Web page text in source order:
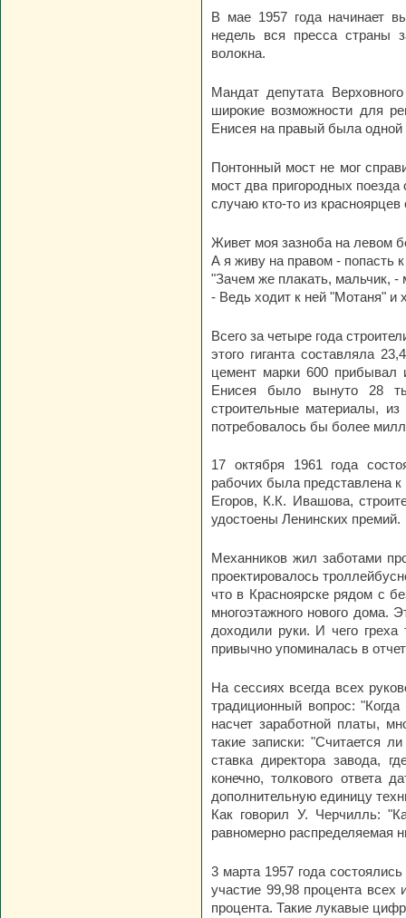
В мае 1957 года начинает
недель вся пресса страны
волокна.
Мандат депутата
широкие возможности для
Енисея на правый была одной
Понтонный мост не мог
мост два пригородных
случаю кто-то из
Живет моя зазноба на левом
А я живу на правом - попасть к
"Зачем же плакать, мальчик, -
- Ведь ходит к ней "Мотаня" и
Всего за четыре года
этого гиганта составляла
цемент марки 600 прибывал
Енисея было вынуто 28
строительные материалы,
потребовалось бы более
17 октября 1961 года
рабочих была представлена
Егоров, К.К. Ивашова,
удостоены Ленинских премий.
Механников жил заботами
проектировалось
что в Красноярске рядом с
многоэтажного нового дома.
доходили руки. И чего
привычно упоминалась в
На сессиях всегда всех
традиционный вопрос:
насчет заработной платы,
такие записки: "Считается
ставка директора завода,
конечно, толкового ответа
дополнительную единицу
Как говорил У. Черчилль:
равномерно распределяемая
3 марта 1957 года
участие 99,98 процента всех
процента. Такие лукавые